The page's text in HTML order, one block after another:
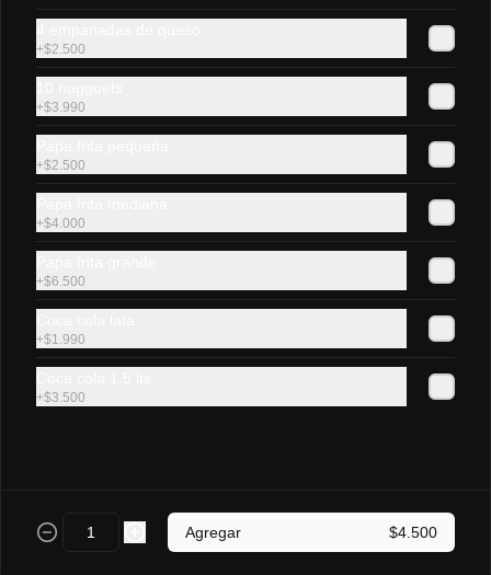
$4.500
Lomito Luco
gauda fundido en pan frica mediano.
$4.500
poroto verde, ají  y mayonesa casera en
Vienesas y As 🌭
+$2.500
+$3.990
+$2.500
+$4.000
+$6.500
+$1.990
+$3.500
Agregar $4.500